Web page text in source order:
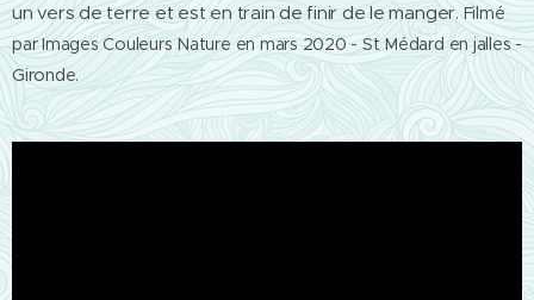
un vers de terre et est en train de finir de le manger.Filmé
par Images Couleurs Nature en mars 2020 - St Médard en jalles -
Gironde.